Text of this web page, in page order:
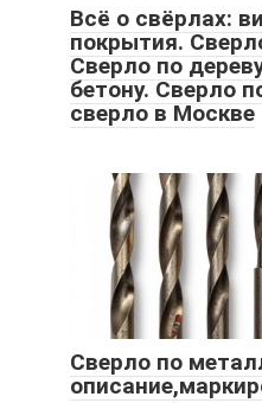
Всё о свёрлах:
покрытия.
Сверло по
бетону. Сверло
сверло в Москве
Сверло по